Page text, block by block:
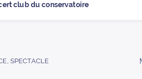
club du conservatoire
, SPECTACLE